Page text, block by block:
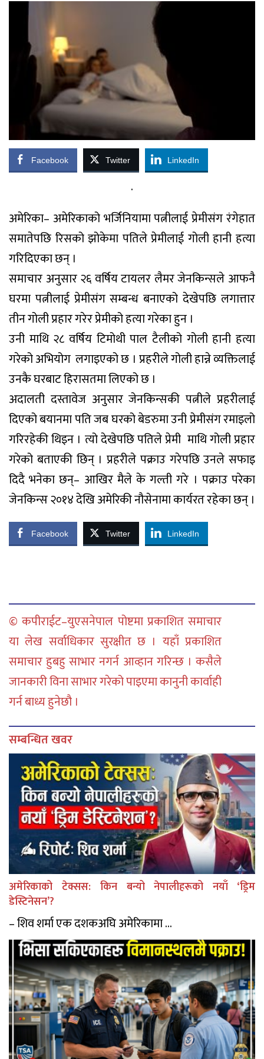
Facebook Twitter LinkedIn
.
अमेरिका– अमेरिकाको भर्जिनियामा पत्नीलाई प्रेमीसंग रंगेहात
समातेपछि रिसको झोकेमा पतिले प्रेमीलाई गोली हानी हत्या
गरिदिएका छन् ।
समाचार अनुसार २६ वर्षिय टायलर लैमर जेनकिन्सले आफनै
घरमा पत्नीलाई प्रेमीसंग सम्बन्ध बनाएको देखेपछि लगात्तार
तीन गोली प्रहार गरेर प्रेमीको हत्या गरेका हुन ।
उनी माथि २८ वर्षिय टिमोथी पाल टैलीको गोली हानी हत्या
गरेको अभियोग लगाइएको छ । प्रहरीले गोली हान्ने व्यक्तिलाई
उनकै घरबाट हिरासतमा लिएको छ ।
अदालती दस्तावेज अनुसार जेनकिन्सकी पत्नीले प्रहरीलाई
दिएको बयानमा पति जब घरको बेडरुमा उनी प्रेमीसंग रमाइलो
गरिरहेकी थिइन । त्यो देखेपछि पतिले प्रेमी माथि गोली प्रहार
गरेको बताएकी छिन् । प्रहरीले पक्राउ गरेपछि उनले सफाइ
दिदै भनेका छन्– आखिर मैले के गल्ती गरे । पक्राउ परेका
जेनकिन्स २०१४ देखि अमेरिकी नौसेनामा कार्यरत रहेका छन् ।
Facebook Twitter LinkedIn
© कपीराईट–युएसनेपाल पोष्टमा प्रकाशित समाचार
या लेख सर्वाधिकार सुरक्षीत छ । यहाँ प्रकाशित
समाचार हुबहु साभार नगर्न आव्हान गरिन्छ । कसैले
जानकारी विना साभार गरेको पाइएमा कानुनी कार्वाही
गर्न बाध्य हुनेछौ ।
सम्बन्धित खवर
अमेरिकाको टेक्सस: किन बन्यो नेपालीहरूको नयाँ ‘ड्रिम
डेस्टिनेसन’?
– शिव शर्मा एक दशकअघि अमेरिकामा ...